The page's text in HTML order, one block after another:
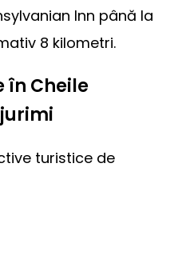
Inn până la
8 kilometri.
în Cheile
turistice de